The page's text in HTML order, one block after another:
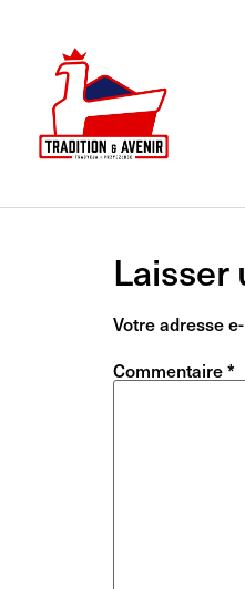
Laisser
Votre adresse
Commentaire*